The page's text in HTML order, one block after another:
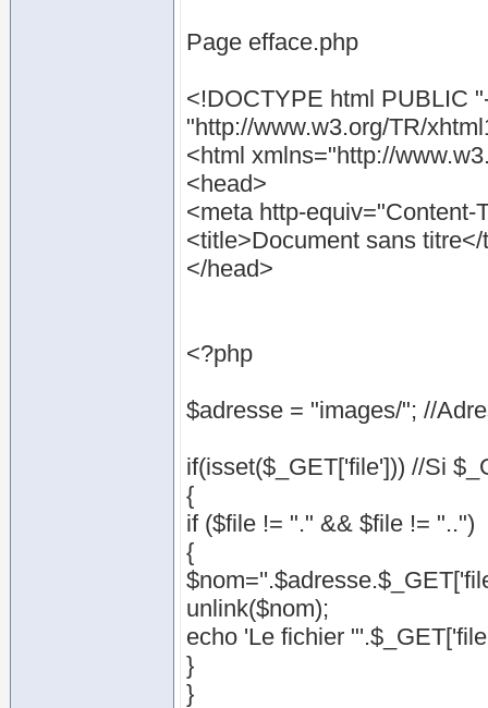
Page efface.php
<!DOCTYPE html PUBLIC
"http://www.w3.org/TR/
<html xmlns="http://
<head>
<meta http-
<title>Document sans
</head>
<?php
$adresse = "images/"; //
if(isset($_GET['file'])) //Si
{
if ($file != "." && $file != "..")
{
unlink($nom);
echo 'Le fichier
}
}